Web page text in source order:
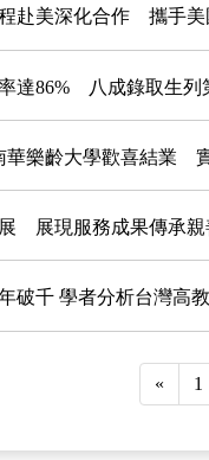
赴美深化合作 攜手美
達86% 八成錄取生列
華樂齡大學歡喜結業
展現服務成果傳承親
破千 學者分析台灣高
« 1